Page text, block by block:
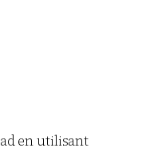
en utilisant